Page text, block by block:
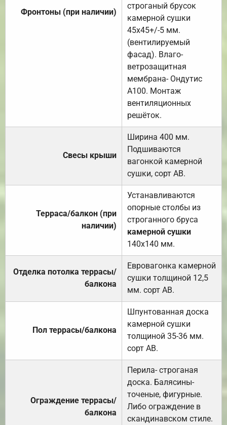
Фронтоны (при наличии)
строганый брусок
камерной сушки
45х45+/-5 мм.
(вентилируемый
фасад). Влаго-
ветрозащитная
мембрана- Ондутис
А100. Монтаж
вентиляционных
решёток.
Свесы крыши
Ширина 400 мм.
Подшиваются
вагонкой камерной
сушки, сорт АВ.
Терраса/балкон (при
наличии)
Устанавливаются
опорные столбы из
строганного бруса
камерной сушки
140х140 мм.
Отделка потолка террасы/
балкона
Евровагонка камерной
сушки толщиной 12,5
мм. сорт АВ.
Пол террасы/балкона
Шпунтованная доска
камерной сушки
толщиной 35-36 мм.
сорт АВ.
Ограждение террасы/
балкона
Перила- строганая
доска. Балясины-
точеные, фигурные.
Либо ограждение в
скандинавском стиле.